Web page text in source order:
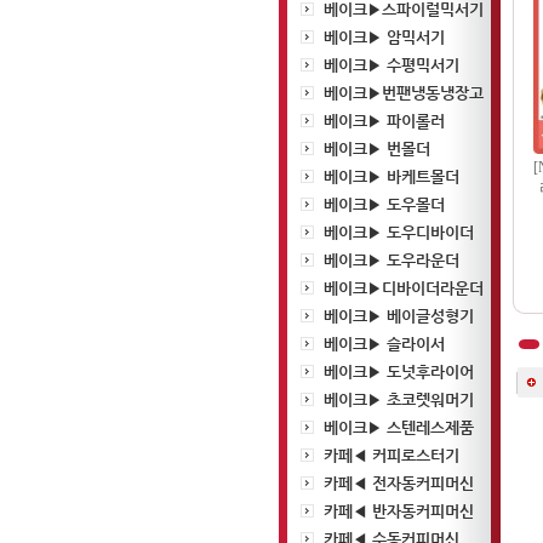
베이크▶스파이럴믹서기
베이크▶ 암믹서기
베이크▶ 수평믹서기
베이크▶번팬냉동냉장고
베이크▶ 파이롤러
베이크▶ 번몰더
베이크▶ 바케트몰더
베이크▶ 도우몰더
베이크▶ 도우디바이더
베이크▶ 도우라운더
베이크▶디바이더라운더
베이크▶ 베이글성형기
베이크▶ 슬라이서
베이크▶ 도넛후라이어
베이크▶ 초코렛워머기
베이크▶ 스텐레스제품
카페◀ 커피로스터기
카페◀ 전자동커피머신
카페◀ 반자동커피머신
카페◀ 수동커피머신